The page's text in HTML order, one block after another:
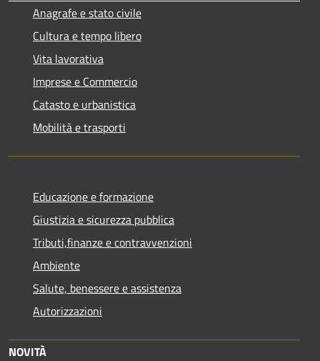
Anagrafe e stato civile
Cultura e tempo libero
Vita lavorativa
Imprese e Commercio
Catasto e urbanistica
Mobilità e trasporti
Educazione e formazione
Giustizia e sicurezza pubblica
Tributi,finanze e contravvenzioni
Ambiente
Salute, benessere e assistenza
Autorizzazioni
NOVITÀ